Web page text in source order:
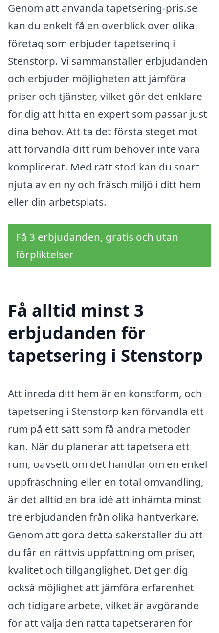
Genom att använda tapetsering-pris.se
kan du enkelt få en överblick över olika
företag som erbjuder tapetsering i
Stenstorp. Vi sammanställer erbjudanden
och erbjuder möjligheten att jämföra
priser och tjänster, vilket gör det enklare
för dig att hitta en expert som passar just
dina behov. Att ta det första steget mot
att förvandla ditt rum behöver inte vara
komplicerat. Med rätt stöd kan du snart
njuta av en ny och fräsch miljö i ditt hem
eller din arbetsplats.
Få 3 erbjudanden, gratis och utan
förpliktelser
Få alltid minst 3
erbjudanden för
tapetsering i Stenstorp
Att inreda ditt hem är en konstform, och
tapetsering i Stenstorp kan förvandla ett
rum på ett sätt som få andra metoder
kan. När du planerar att tapetsera ett
rum, oavsett om det handlar om en enkel
uppfräschning eller en total omvandling,
är det alltid en bra idé att inhämta minst
tre erbjudanden från olika hantverkare.
Genom att göra detta säkerställer du att
du får en rättvis uppfattning om priser,
kvalitet och tillgänglighet. Det ger dig
också möjlighet att jämföra erfarenhet
och tidigare arbete, vilket är avgörande
för att välja den rätta tapetseraren för